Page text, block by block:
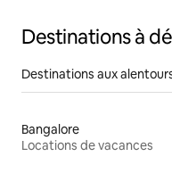
Destinations à
Destinations aux
Bangalore
Locations de vacances